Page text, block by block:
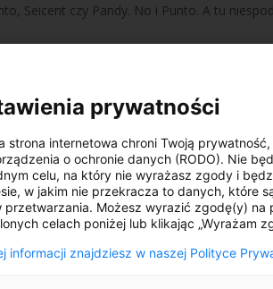
Seicent czy Pandy. No i Punto. A tu
prywatności
strona internetowa chroni Twoją
o ochronie danych (RODO). Nie
celu, na który nie wyrażasz zgody i
w jakim nie przekracza to danych, które
przetwarzania. Możesz wyrazić zgodę(y) na
celach poniżej lub klikając „Wyrażam
informacji znajdziesz w naszej Polityce